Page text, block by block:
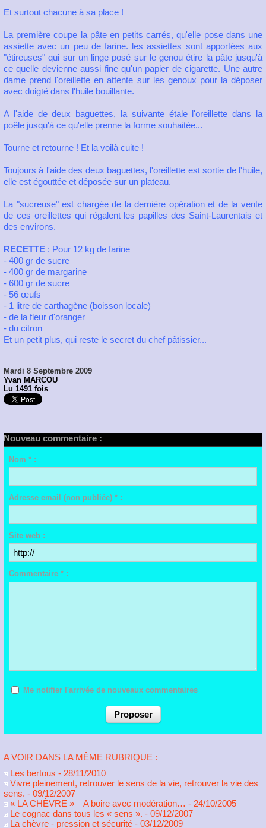
Et surtout chacune à sa place !
La première coupe la pâte en petits carrés, qu'elle pose dans une
assiette avec un peu de farine. les assiettes sont apportées aux
"étireuses" qui sur un linge posé sur le genou étire la pâte jusqu'à
ce quelle devienne aussi fine qu'un papier de cigarette. Une autre
dame prend l'oreillette en attente sur les genoux pour la déposer
avec doigté dans l'huile bouillante.
A l'aide de deux baguettes, la suivante étale l'oreillette dans la
poêle jusqu'à ce qu'elle prenne la forme souhaitée...
Tourne et retourne ! Et la voilà cuite !
Toujours à l'aide des deux baguettes, l'oreillette est sortie de l'huile,
elle est égouttée et déposée sur un plateau.
La "sucreuse" est chargée de la dernière opération et de la vente
de ces oreillettes qui régalent les papilles des Saint-Laurentais et
des environs.
RECETTE : Pour 12 kg de farine
- 400 gr de sucre
- 400 gr de margarine
- 600 gr de sucre
- 56 œufs
- 1 litre de carthagène (boisson locale)
- de la fleur d'oranger
- du citron
Et un petit plus, qui reste le secret du chef pâtissier...
Mardi 8 Septembre 2009
Yvan MARCOU
Lu 1491 fois
Nouveau commentaire :
Nom * :
Adresse email (non publiée) * :
Site web :
Commentaire * :
Me notifier l'arrivée de nouveaux commentaires
A VOIR DANS LA MÊME RUBRIQUE :
Les bertous - 28/11/2010
Vivre pleinement, retrouver le sens de la vie, retrouver la vie des
sens. - 09/12/2007
« LA CHÈVRE » – A boire avec modération… - 24/10/2005
Le cognac dans tous les « sens ». - 09/12/2007
La chèvre - pression et sécurité - 03/12/2009